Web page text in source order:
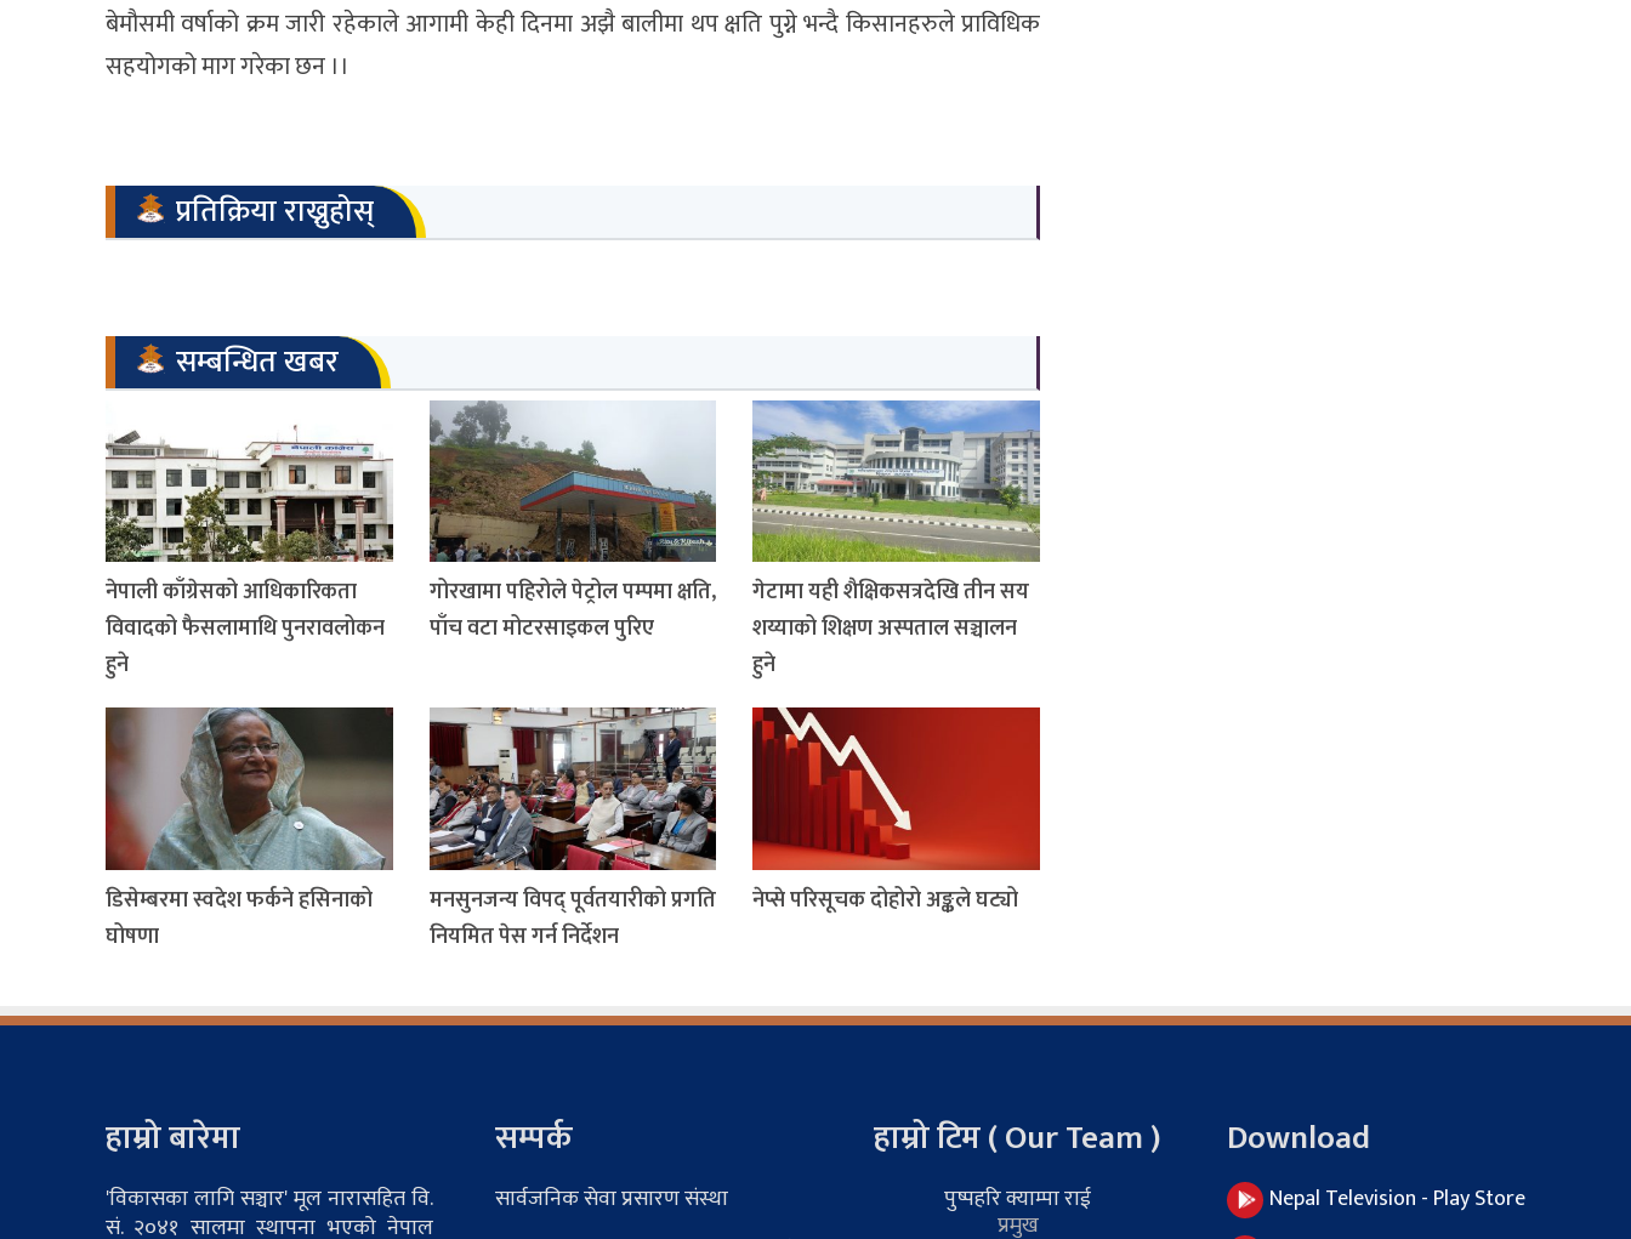
बेमौसमी वर्षाको क्रम जारी रहेकाले आगामी केही दिनमा अझै बालीमा थप क्षति पुग्ने भन्दै किसानहरुले प्राविधिक
सहयोगको माग गरेका छन ।।
प्रतिक्रिया राख्नुहोस्
सम्बन्धित खबर
नेपाली काँग्रेसको आधिकारिकता
विवादको फैसलामाथि पुनरावलोकन
हुने
गोरखामा पहिरोले पेट्रोल पम्पमा क्षति,
पाँच वटा मोटरसाइकल पुरिए
गेटामा यही शैक्षिकसत्रदेखि तीन सय
शय्याको शिक्षण अस्पताल सञ्चालन
हुने
डिसेम्बरमा स्वदेश फर्कने हसिनाको
घोषणा
मनसुनजन्य विपद् पूर्वतयारीको प्रगति
नियमित पेस गर्न निर्देशन
नेप्से परिसूचक दोहोरो अङ्कले घट्यो
हाम्रो बारेमा
'विकासका लागि सञ्चार' मूल नारासहित वि.
सं. २०४१ सालमा स्थापना भएको नेपाल
सम्पर्क
सार्वजनिक सेवा प्रसारण संस्था
हाम्रो टिम ( Our Team )
पुष्पहरि क्याम्पा राई
प्रमुख
Download
Nepal Television - Play Store